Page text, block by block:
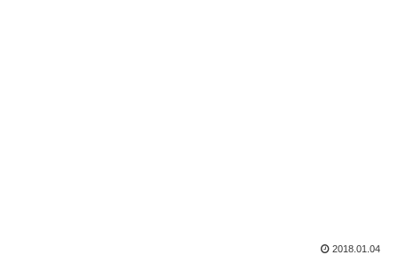
2018.01.04